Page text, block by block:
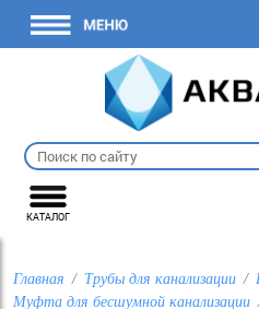
КАТАЛОГ
Главная Трубы для канализации
Муфта для бесшумной канализации